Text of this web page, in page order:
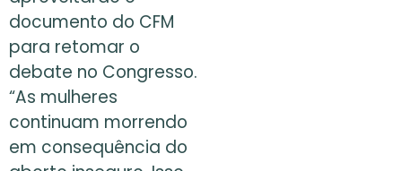
documento do CFM
para retomar o
debate no Congresso.
“As mulheres
continuam morrendo
em consequência do